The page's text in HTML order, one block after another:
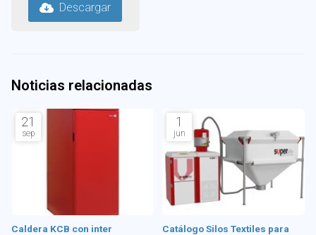
Descargar
Noticias relacionadas
21
sep
Caldera KCB con inter
1
jun
Catálogo Silos Textiles para